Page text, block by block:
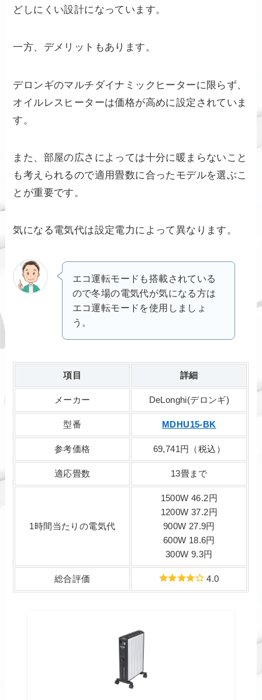
どしにくい設計になっています。
一方、デメリットもあります。
デロンギのマルチダイナミックヒーターに限らず、
オイルレスヒーターは価格が高めに設定されていま
す。
また、部屋の広さによっては十分に暖まらないこと
も考えられるので適用畳数に合ったモデルを選ぶこ
とが重要です。
気になる電気代は設定電力によって異なります。
エコ運転モードも搭載されている
ので冬場の電気代が気になる方は
エコ運転モードを使用しましょ
う。
項目 詳細
メーカー DeLonghi(デロンギ)
型番 MDHU15-BK
参考価格 69,741円（税込）
適応畳数 13畳まで
1時間当たりの電気代
1500W 46.2円
1200W 37.2円
900W 27.9円
600W 18.6円
300W 9.3円
総合評価 4.0